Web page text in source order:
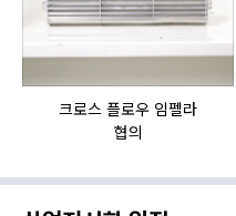
크로스 플로우 임펠라
협의